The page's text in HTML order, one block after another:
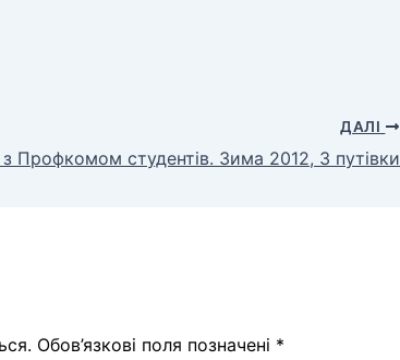
ДАЛІ
Профкомом студентів. Зима 2012, 3 путівки
Обов’язкові поля позначені *